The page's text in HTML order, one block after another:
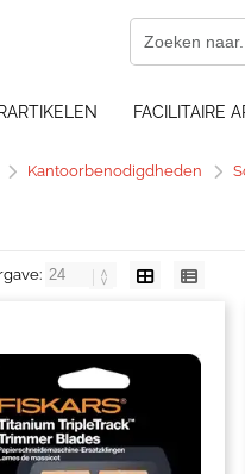
FACILITAIRE
Kantoorbenodigdheden